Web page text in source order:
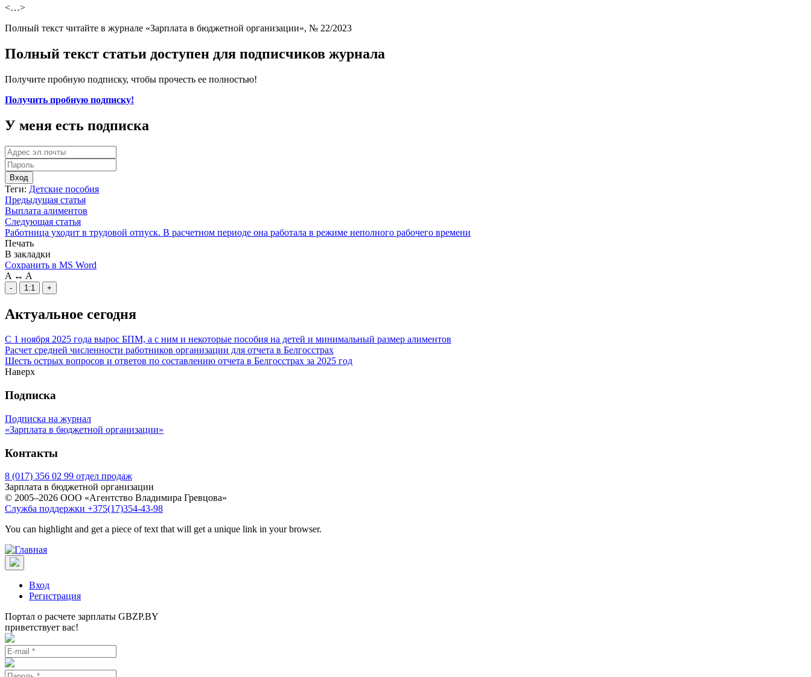
<…>
Полный текст читайте в журнале «Зарплата в бюджетной организации», № 22/2023
Полный текст статьи доступен для подписчиков журнала
Получите пробную подписку, чтобы прочесть ее полностью!
Получить пробную подписку!
У меня есть подписка
Вход
Теги: Детские пособия
Предыдущая статья
Выплата алиментов
Следующая статья
Работница уходит в трудовой отпуск. В расчетном периоде она работала в режиме неполного рабочего времени
Печать
В закладки
Сохранить в MS Word
A ↔ A
- 1:1 +
Актуальное сегодня
С 1 ноября 2025 года вырос БПМ, а с ним и некоторые пособия на детей и минимальный размер алиментов
Расчет средней численности работников организации для отчета в Белгосстрах
Шесть острых вопросов и ответов по составлению отчета в Белгосстрах за 2025 год
Наверх
Подписка
Подписка на журнал
«Зарплата в бюджетной организации»
Контакты
8 (017) 356 02 99 отдел продаж
Зарплата в бюджетной организации
© 2005–2026 ООО «Агентство Владимира Гревцова»
Служба поддержки +375(17)354-43-98
You can highlight and get a piece of text that will get a unique link in your browser.
Вход
Регистрация
Портал о расчете зарплаты GBZP.BY
приветствует вас!